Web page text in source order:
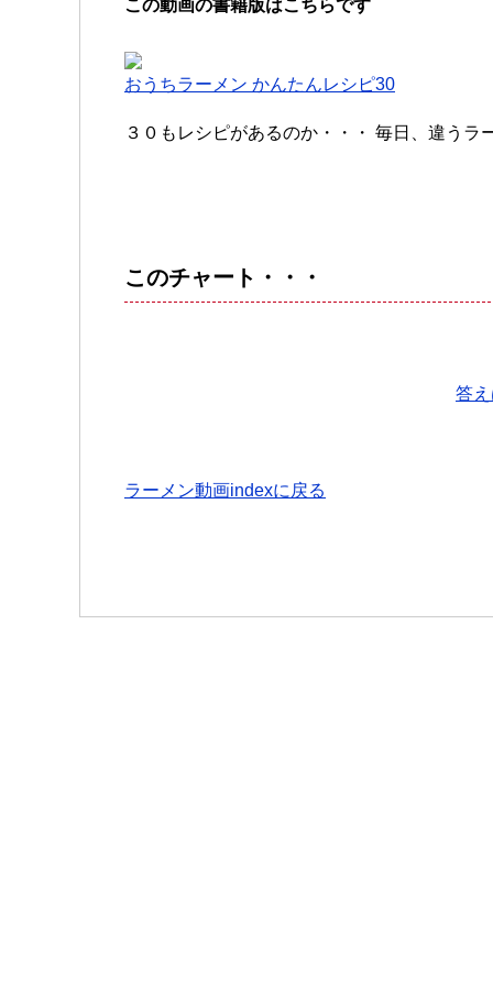
この動画の書籍版はこちらです
おうちラーメン かんたんレシピ30
３０もレシピがあるのか・・・ 毎日、違う
このチャート・・・
答
ラーメン動画indexに戻る